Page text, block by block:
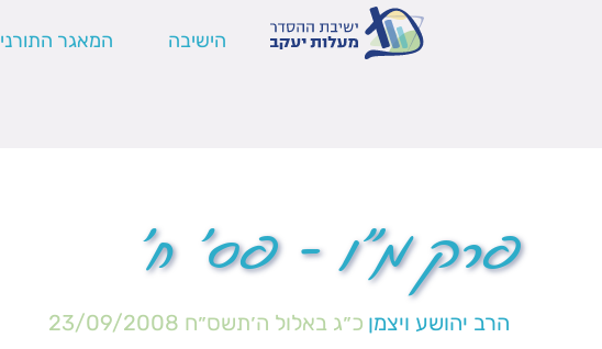
הישיבה המאגר התורני
פרק מ"ו – פס' ח'
הרב יהושע ויצמן כ״ג באלול ה׳תשס״ח 23/09/2008